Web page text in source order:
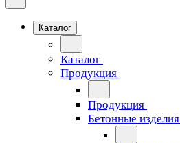
Каталог
Каталог
Продукция
Продукция
Бетонные изделия